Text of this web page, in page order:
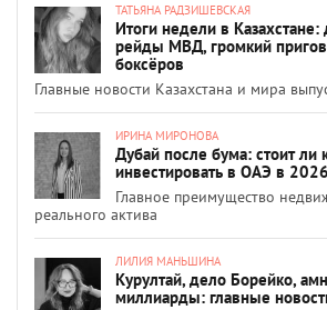
ТАТЬЯНА РАДЗИШЕВСКАЯ
Итоги недели в
рейды МВД, громкий
боксёров
Главные новости Казахстана и мира
ИРИНА МИРОНОВА
Дубай после бума: стоит ли
инвестировать в ОАЭ в
Главное преимущество
реального актива
ЛИЛИЯ МАНЬШИНА
Курултай, дело Борейко,
миллиарды: главные